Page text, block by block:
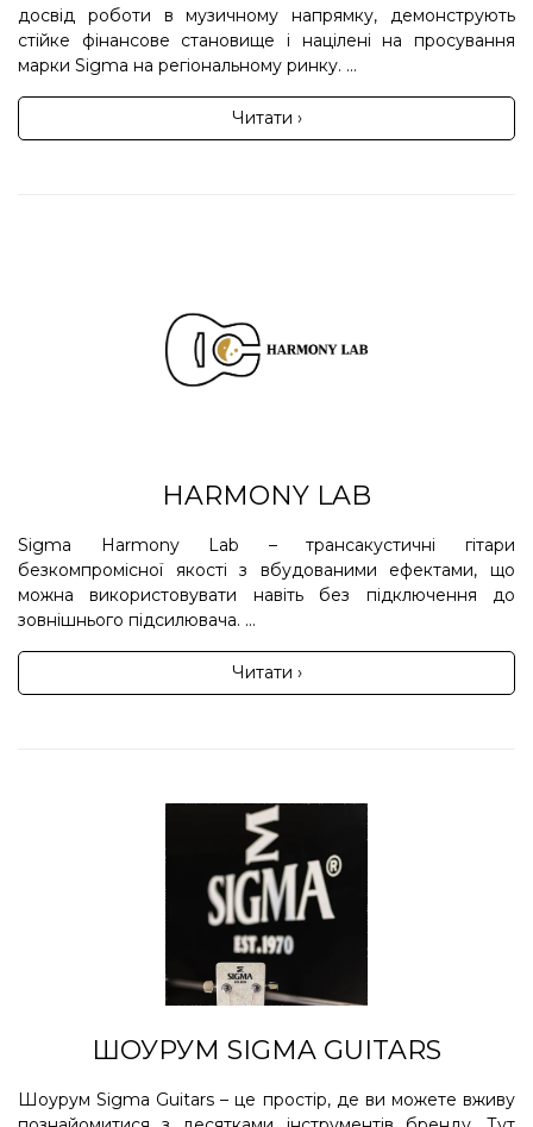
досвід роботи в музичному напрямку, демонструють
стійке фінансове становище і націлені на просування
марки Sigma на регіональному ринку. ...
Читати ›
HARMONY LAB
Sigma Harmony Lab – трансакустичні гітари
безкомпромісної якості з вбудованими ефектами, що
можна використовувати навіть без підключення до
зовнішнього підсилювача. ...
Читати ›
ШОУРУМ SIGMA GUITARS
Шоурум Sigma Guitars – це простір, де ви можете вживу